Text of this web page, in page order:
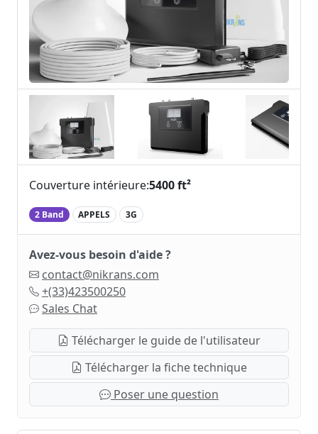
Couverture intérieure:5400 ft²
2 Band APPELS 3G
Avez-vous besoin d'aide ?
contact@nikrans.com
+(33)423500250
Sales Chat
Télécharger le guide de l'utilisateur
Télécharger la fiche technique
Poser une question